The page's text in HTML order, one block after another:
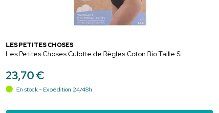
LES PETITES CHOSES
Les Petites Choses Culotte de Règles Coton Bio Taille S
23,70€
En stock - Expédition 24/48h